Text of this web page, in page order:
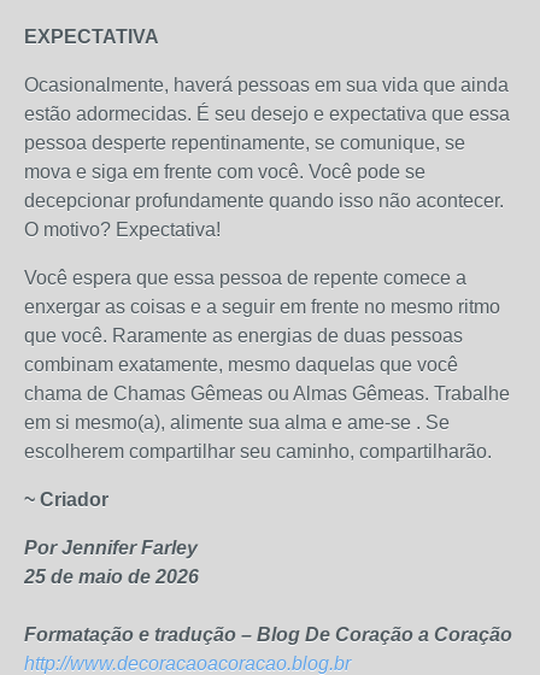
EXPECTATIVA
Ocasionalmente, haverá pessoas em sua vida que ainda
estão adormecidas. É seu desejo e expectativa que essa
pessoa desperte repentinamente, se comunique, se
mova e siga em frente com você. Você pode se
decepcionar profundamente quando isso não acontecer.
O motivo? Expectativa!
Você espera que essa pessoa de repente comece a
enxergar as coisas e a seguir em frente no mesmo ritmo
que você. Raramente as energias de duas pessoas
combinam exatamente, mesmo daquelas que você
chama de Chamas Gêmeas ou Almas Gêmeas. Trabalhe
em si mesmo(a), alimente sua alma e ame-se . Se
escolherem compartilhar seu caminho, compartilharão.
~ Criador
Por Jennifer Farley
25 de maio de 2026
Formatação e tradução – Blog De Coração a Coração
http://www.decoracaoacoracao.blog.br